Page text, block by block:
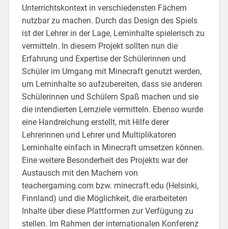
Unterrichtskontext in verschiedensten Fächern
nutzbar zu machen. Durch das Design des Spiels
ist der Lehrer in der Lage, Lerninhalte spielerisch zu
vermitteln. In diesem Projekt sollten nun die
Erfahrung und Expertise der Schülerinnen und
Schüler im Umgang mit Minecraft genutzt werden,
um Lerninhalte so aufzubereiten, dass sie anderen
Schülerinnen und Schülern Spaß machen und sie
die intendierten Lernziele vermitteln. Ebenso wurde
eine Handreichung erstellt, mit Hilfe derer
Lehrerinnen und Lehrer und Multiplikatoren
Lerninhalte einfach in Minecraft umsetzen können.
Eine weitere Besonderheit des Projekts war der
Austausch mit den Machern von
teachergaming.com bzw. minecraft.edu (Helsinki,
Finnland) und die Möglichkeit, die erarbeiteten
Inhalte über diese Plattformen zur Verfügung zu
stellen. Im Rahmen der internationalen Konferenz